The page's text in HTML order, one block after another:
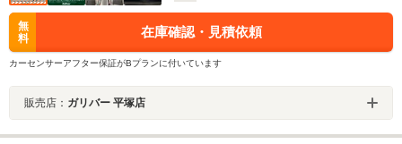
無
料
在庫確認・見積依頼
カーセンサーアフター保証がBプランに付いています
販売店： ガリバー 平塚店